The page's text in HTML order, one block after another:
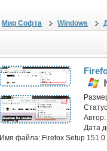
Мир Софта Windows
Дата
Имя файла: Firefox Setup